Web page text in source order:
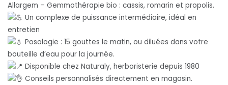
Allargem – Gemmothérapie bio : cassis, romarin et propolis.
Un complexe de puissance intermédiaire, idéal en
entretien
Posologie : 15 gouttes le matin, ou diluées dans votre
bouteille d’eau pour la journée.
Disponible chez Naturaly, herboristerie depuis 1980
Conseils personnalisés directement en magasin.